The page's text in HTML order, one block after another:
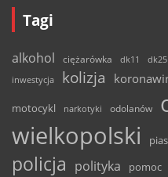
Tagi
alkohol ciężarówka dk11 dk25
inwestycja
kolizja
motocykl narkotyki odolanów
wielkopolski
policja polityka pomoc